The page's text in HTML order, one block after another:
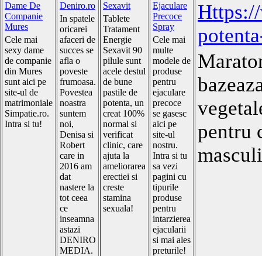
Dame De
Companie
Mures
Cele mai
sexy dame
de companie
din Mures
sunt aici pe
site-ul de
matrimoniale
Simpatie.ro.
Intra si tu!
Deniro.ro
In spatele
oricarei
afaceri de
succes se
afla o
poveste
frumoasa.
Povestea
noastra
suntem
noi,
Denisa si
Robert
care in
2016 am
dat
nastere la
tot ceea
ce
inseamna
astazi
DENIRO
MEDIA.
Sexavit
Tablete
Tratament
Energie
Sexavit 90
pilule sunt
acele destul
de bune
pastile de
potenta, un
creat 100%
normal si
verificat
clinic, care
ajuta la
ameliorarea
erectiei si
creste
stamina
sexuala!
Ejaculare
Precoce
Spray
Cele mai
multe
modele de
produse
pentru
ejaculare
precoce
se gasesc
aici pe
site-ul
nostru.
Intra si tu
sa vezi
pagini cu
tipurile
produse
pentru
intarzierea
ejacularii
si mai ales
preturile!
pentru